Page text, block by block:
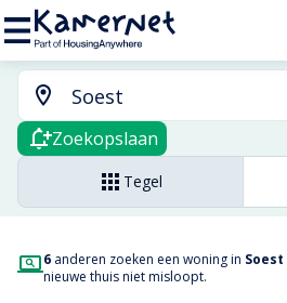
Zoekopslaan
Tegel
6 anderen zoeken een woning in Soest
nieuwe thuis niet misloopt.